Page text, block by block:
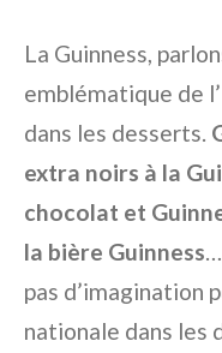
La Guinness,
emblématique de
dans les desserts.
extra noirs à la
chocolat et
la bière Guinness
pas d’imagination
nationale dans les